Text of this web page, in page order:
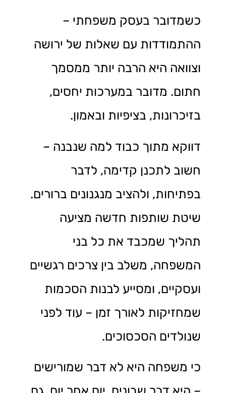
כשמדובר בעסק משפחתי –
ההתמודדות עם שאלות של ירושה
וצוואה היא הרבה יותר ממסמך
חתום. מדובר במערכות יחסים,
בזיכרונות, בציפיות ובאמון.
דווקא מתוך כבוד למה שנבנה –
חשוב לתכנן קדימה, לדבר
בפתיחות, ולהציב מנגנונים ברורים.
שיטת שותפות חדשה מציעה
תהליך שמכבד את כל בני
המשפחה, משלב בין צרכים רגשיים
ועסקיים, ומסייע לבנות הסכמות
שמחזיקות לאורך זמן – עוד לפני
שנולדים הסכסוכים.
כי משפחה היא לא דבר שמורישים